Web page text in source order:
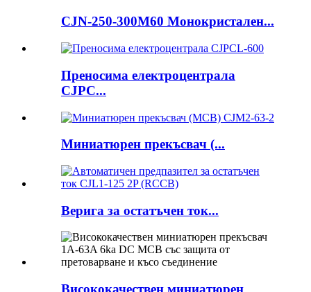
CJN-250-300M60 Монокристален...
Преносима електроцентрала
CJPC...
Миниатюрен прекъсвач (...
Верига за остатъчен ток...
Висококачествен миниатюрен